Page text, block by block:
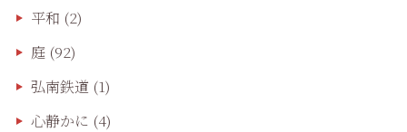
平和 (2)
庭(92)
弘南鉄道 (1)
心静かに (4)